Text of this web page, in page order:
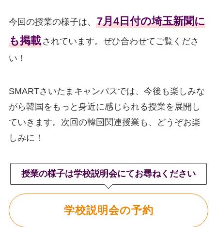
今回の授業の様子は、 7月4日付の埼玉新聞に
も掲載されています。ぜひ合わせてご覧くださ
い！
SMARTさいたまキャンパスでは、今後も楽しみな
がら韓国をもっと身近に感じられる授業を展開し
ていきます。次回の韓国関連授業も、どうぞお楽
しみに！
授業の様子は学校説明会にてお尋ねください
学校説明会の予約